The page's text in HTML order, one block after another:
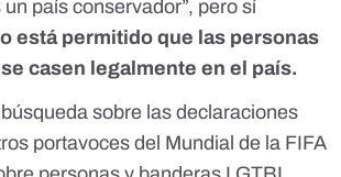
país conservador”, pero sí
está permitido que las personas
casen legalmente en el país.
sobre las declaraciones
portavoces del Mundial de la FIFA